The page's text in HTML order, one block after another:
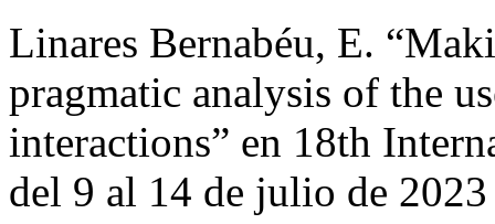
Linares Bernabéu, E.
pragmatic analysis of the
interactions” en 18th
del 9 al 14 de julio de